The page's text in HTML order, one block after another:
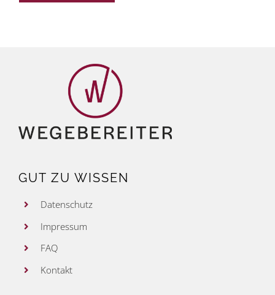
GUT ZU WISSEN
Datenschutz
Impressum
FAQ
Kontakt